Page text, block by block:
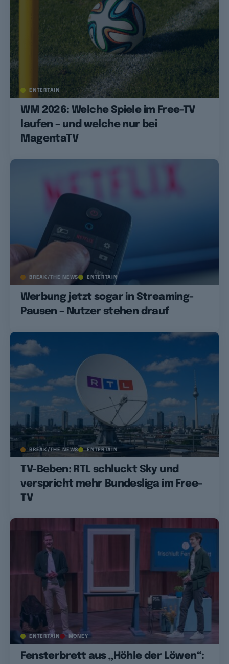
ENTERTAIN
WM 2026: Welche Spiele im Free-TV
laufen – und welche nur bei
MagentaTV
BREAK/THE NEWS ENTERTAIN
Werbung jetzt sogar in Streaming-
Pausen – Nutzer stehen drauf
BREAK/THE NEWS ENTERTAIN
TV-Beben: RTL schluckt Sky und
verspricht mehr Bundesliga im Free-
TV
ENTERTAIN MONEY
Fensterbrett aus „Höhle der Löwen“: